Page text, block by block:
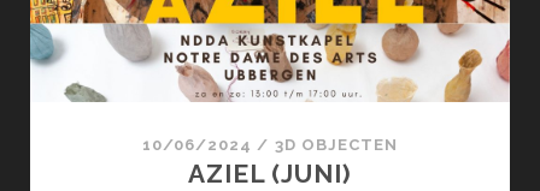
10/06/2024 / 3D OBJECTEN
AZIEL (JUNI)